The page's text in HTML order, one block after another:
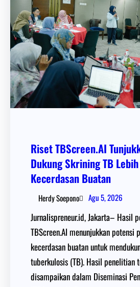
Riset TBScreen.AI
Dukung Skrining TB
Kecerdasan Buatan
Herdy Soepono Agu 5, 2026
Jurnalispreneur.id, Jakarta– Hasil
TBScreen.AI menunjukkan potensi
kecerdasan buatan untuk
tuberkulosis (TB). Hasil penelitian
disampaikan dalam Diseminasi